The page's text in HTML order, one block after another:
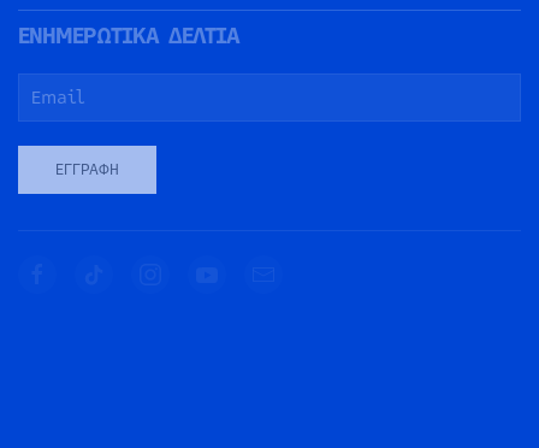
ΕΝΗΜΕΡΩΤΙΚΑ ΔΕΛΤΙΑ
ΕΓΓΡΑΦΉ